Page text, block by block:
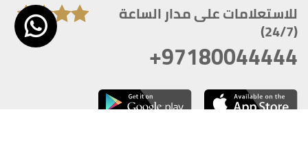
للاستعلامات على مدار الساعة
(24/7)
+97180044444